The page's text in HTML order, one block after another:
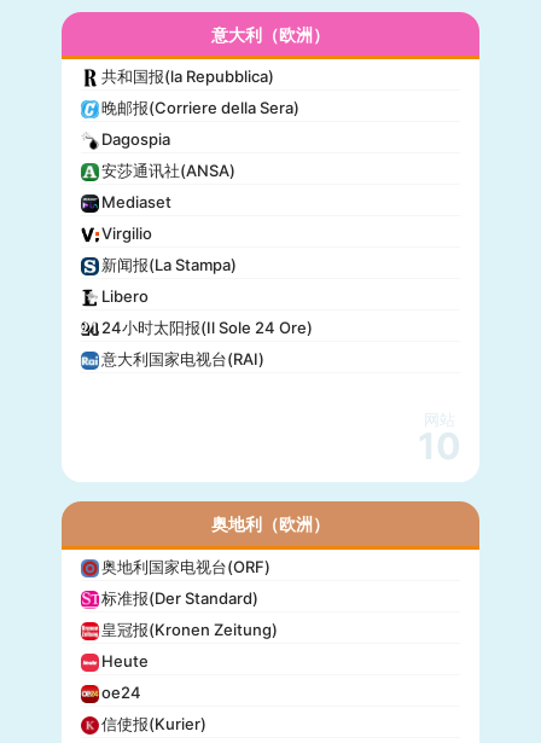
意大利（欧洲）
共和国报(la Repubblica)
晚邮报(Corriere della Sera)
Dagospia
安莎通讯社(ANSA)
Mediaset
Virgilio
新闻报(La Stampa)
Libero
24小时太阳报(Il Sole 24 Ore)
意大利国家电视台(RAI)
网站
10
奥地利（欧洲）
奥地利国家电视台(ORF)
标准报(Der Standard)
皇冠报(Kronen Zeitung)
Heute
oe24
信使报(Kurier)